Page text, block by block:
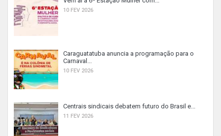
10 FEV 2026
Caraguatatuba anuncia a programação para o
Carnaval...
10 FEV 2026
Centrais sindicais debatem futuro do Brasil e...
11 FEV 2026